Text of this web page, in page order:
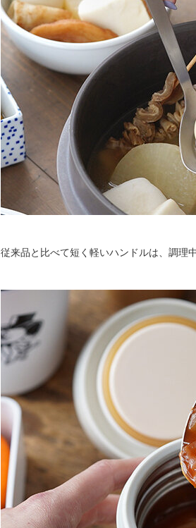
従来品と比べて短く軽いハンドルは、調理